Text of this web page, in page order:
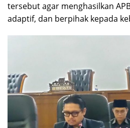
tersebut agar menghasilkan
adaptif, dan berpihak kepada